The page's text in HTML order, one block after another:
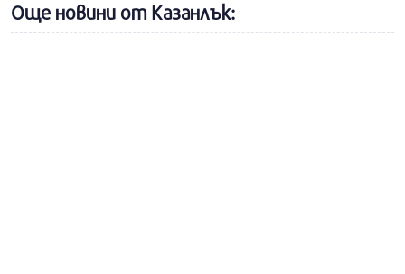
Още новини от Казанлък: